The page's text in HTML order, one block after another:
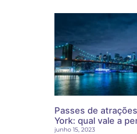
Passes de
York: qual vale a
junho 15, 2023